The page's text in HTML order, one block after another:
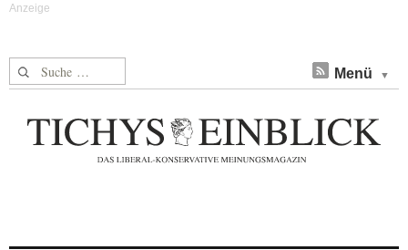
Suche nach: Menü